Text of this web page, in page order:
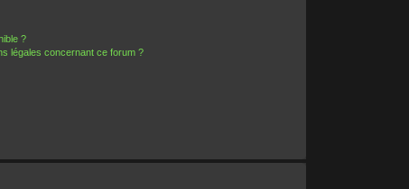
?
légales concernant ce forum ?